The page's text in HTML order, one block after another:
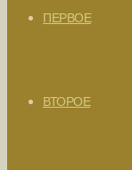
ПЕРВОЕ
ВТОРОЕ